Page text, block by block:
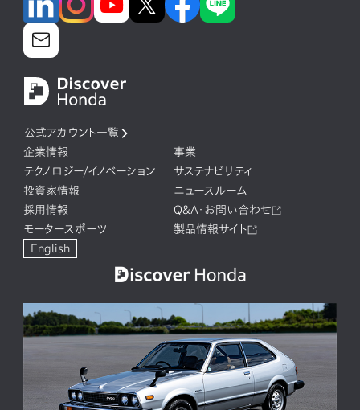
公式アカウント一覧
企業情報
事業
テクノロジー/イノベーション
サステナビリティ
投資家情報
ニュースルーム
採用情報
Q&A・お問い合わせ
モータースポーツ
製品情報サイト
English